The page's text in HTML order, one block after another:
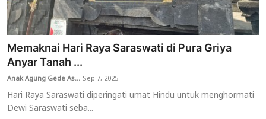
Memaknai Hari Raya Saraswati di Pura Griya
Anyar Tanah ...
Anak Agung Gede As... Sep 7, 2025
Hari Raya Saraswati diperingati umat Hindu untuk menghormati
Dewi Saraswati seba...